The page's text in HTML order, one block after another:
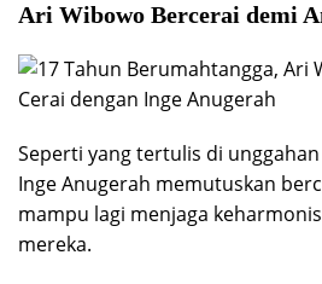
Ari Wibowo Bercerai demi
Seperti yang tertulis di
Inge Anugerah memutuskan
mampu lagi menjaga
mereka.